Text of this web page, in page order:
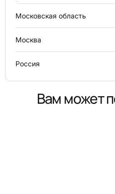
Московская область
Москва
Россия
Вам может